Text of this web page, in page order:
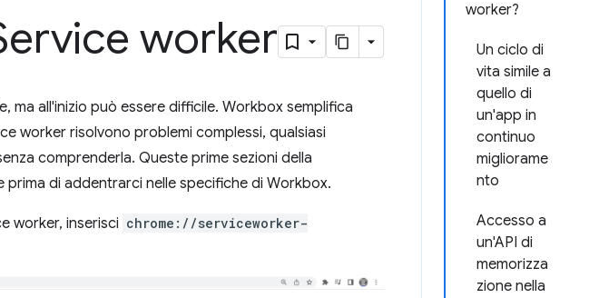
worker?
Un ciclo di
vita simile a
quello di
un'app in
continuo
migliorame
nto
Accesso a
un'API di
memorizza
zione nella
worker
ma all'inizio può essere difficile. Workbox semplifica
worker risolvono problemi complessi, qualsiasi
comprenderla. Queste prime sezioni della
di addentrarci nelle specifiche di Workbox.
worker, inserisci chrome://serviceworker-